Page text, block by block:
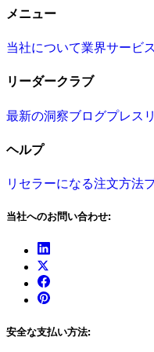
メニュー
当社について業界サービス
リーダークラブ
最新の洞察ブログプレス
ヘルプ
リセラーになる注文方法
当社へのお問い合わせ:
安全な支払い方法: